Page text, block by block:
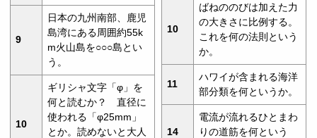
9
日本の九州南部、鹿児
島湾にある周囲約55k
m火山島を○○○島とい
う。
10
ギリシャ文字「φ」を
何と読むか？ 直径に
使われる「φ25mm」
とか。読めないと大人
10
ばねののびは加えた力
の大きさに比例する。
これを何の法則という
か。
11
ハワイが含まれる海洋
部分類を何というか。
14
電流が流れるひとまわ
りの道筋を何という